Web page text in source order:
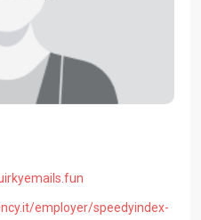
employer/speedyindex-